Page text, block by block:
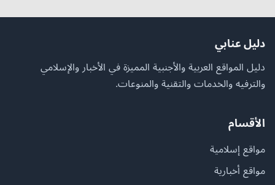
دليل عنابي
دليل المواقع العربية والأجنبية المميزة في الأخبار والإسلامي
والترفيه والخدمات والتقنية والمنوعات.
الأقسام
مواقع إسلامية
مواقع أخبارية